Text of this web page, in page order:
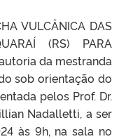
VULCÂNICA DAS
(RS) PARA
autoria da mestranda
sob orientação do
pelos Prof. Dr.
Nadalletti, a ser
às 9h, na sala no